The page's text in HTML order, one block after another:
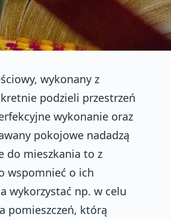
wykonany z
podzieli przestrzeń
wykonanie oraz
pokojowe nadadzą
do mieszkania to z
wspomnieć o ich
wykorzystać np. w celu
pomieszczeń, którą